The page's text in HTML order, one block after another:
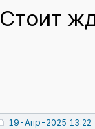
Стоит
19-Апр-2025 13:22